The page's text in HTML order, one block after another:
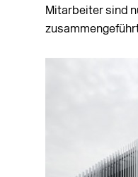
Mitarbeiter sind